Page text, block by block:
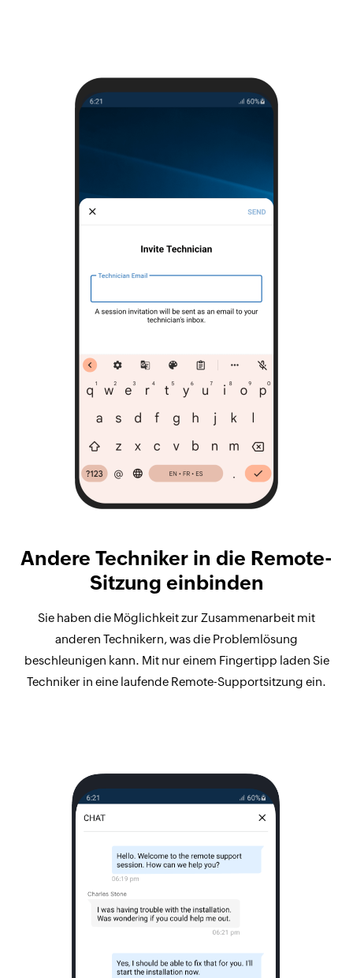
Andere Techniker in die Remote-
Sitzung einbinden
Sie haben die Möglichkeit zur Zusammenarbeit mit
anderen Technikern, was die Problemlösung
beschleunigen kann. Mit nur einem Fingertipp laden Sie
Techniker in eine laufende Remote-Supportsitzung ein.